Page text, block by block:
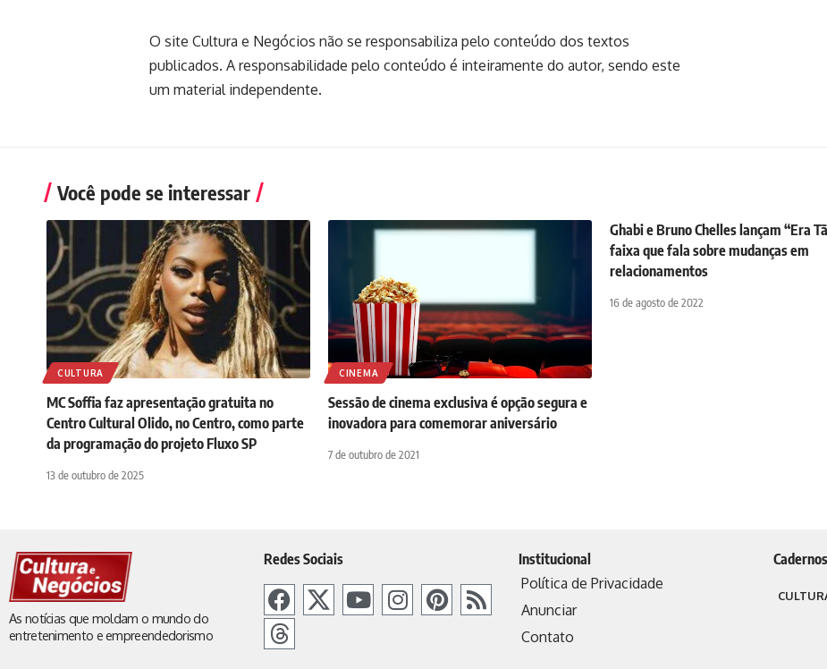
O site Cultura e Negócios não se responsabiliza pelo conteúdo dos textos
publicados. A responsabilidade pelo conteúdo é inteiramente do autor, sendo este
um material independente.
Você pode se interessar
CULTURA
MC Soffia faz apresentação gratuita no
Centro Cultural Olido, no Centro, como parte
da programação do projeto Fluxo SP
13 de outubro de 2025
CINEMA
Sessão de cinema exclusiva é opção segura e
inovadora para comemorar aniversário
7 de outubro de 2021
Ghabi e Bruno Chelles lançam “Era
faixa que fala sobre mudanças em
relacionamentos
16 de agosto de 2022
As notícias que moldam o mundo do
entretenimento e empreendedorismo
Redes Sociais
Institucional
Política de Privacidade
Anunciar
Contato
Cadernos